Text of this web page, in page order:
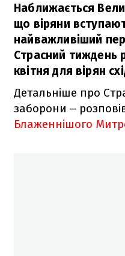
Наближається
що віряни
найважливіший
Страсний тиждень
квітня для вірян
Детальніше про
заборони –
Блаженнішого